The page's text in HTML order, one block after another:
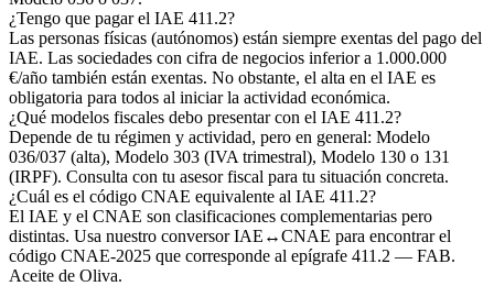
¿Tengo que pagar el IAE 411.2?
Las personas físicas (autónomos) están siempre exentas del pago del
IAE. Las sociedades con cifra de negocios inferior a 1.000.000
€/año también están exentas. No obstante, el alta en el IAE es
obligatoria para todos al iniciar la actividad económica.
¿Qué modelos fiscales debo presentar con el IAE 411.2?
Depende de tu régimen y actividad, pero en general: Modelo
036/037 (alta), Modelo 303 (IVA trimestral), Modelo 130 o 131
(IRPF). Consulta con tu asesor fiscal para tu situación concreta.
¿Cuál es el código CNAE equivalente al IAE 411.2?
El IAE y el CNAE son clasificaciones complementarias pero
distintas. Usa nuestro conversor IAE↔CNAE para encontrar el
código CNAE-2025 que corresponde al epígrafe 411.2 — FAB.
Aceite de Oliva.